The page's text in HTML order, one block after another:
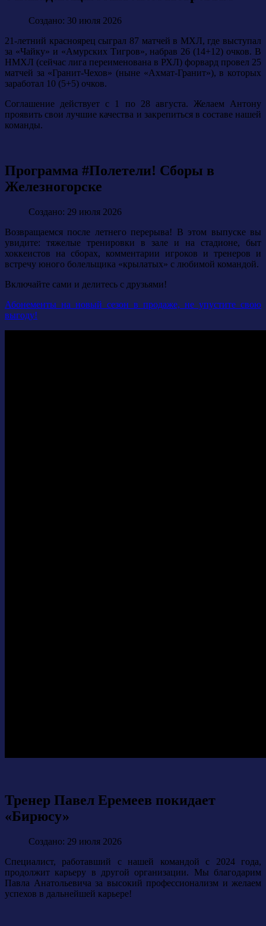
Создано: 30 июля 2026
21-летний красноярец сыграл 87 матчей в МХЛ, где выступал
за «Чайку» и «Амурских Тигров», набрав 26 (14+12) очков. В
НМХЛ (сейчас лига переименована в РХЛ) форвард провел 25
матчей за «Гранит-Чехов» (ныне «Ахмат-Гранит»), в которых
заработал 10 (5+5) очков.
Соглашение действует с 1 по 28 августа. Желаем Антону
проявить свои лучшие качества и закрепиться в составе нашей
команды.
Программа #Полетели! Сборы в
Железногорске
Создано: 29 июля 2026
Возвращаемся после летнего перерыва! В этом выпуске вы
увидите: тяжелые тренировки в зале и на стадионе, быт
хоккеистов на сборах, комментарии игроков и тренеров и
встречу юного болельщика «крылатых» с любимой командой.
Включайте сами и делитесь с друзьями!
Абонементы на новый сезон в продаже, не упустите свою
выгоду!
Тренер Павел Еремеев покидает
«Бирюсу»
Создано: 29 июля 2026
Специалист, работавший с нашей командой с 2024 года,
продолжит карьеру в другой организации. Мы благодарим
Павла Анатольевича за высокий профессионализм и желаем
успехов в дальнейшей карьере!